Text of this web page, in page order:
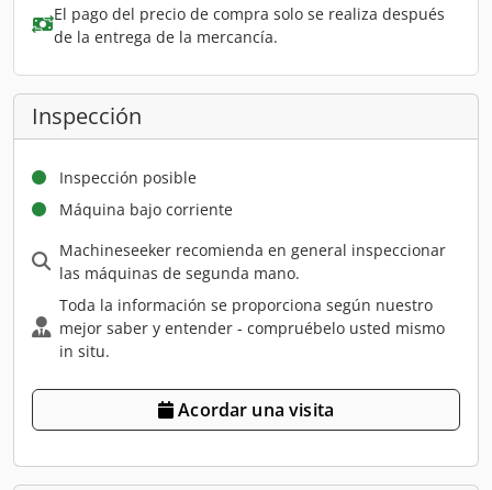
El pago del precio de compra solo se realiza después
de la entrega de la mercancía.
Inspección
Inspección posible
Máquina bajo corriente
Machineseeker recomienda en general inspeccionar
las máquinas de segunda mano.
Toda la información se proporciona según nuestro
mejor saber y entender - compruébelo usted mismo
in situ.
Acordar una visita